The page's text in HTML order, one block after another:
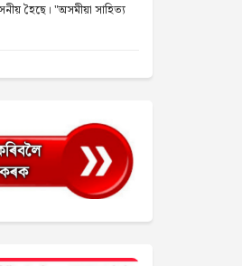
হৈছে। "অসমীয়া সাহিত্য